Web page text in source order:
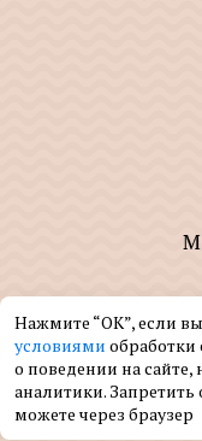
ООО
© ООО
Нажмите “ОК”, если
условиями
о поведении на
аналитики. Запретить
можете через браузер